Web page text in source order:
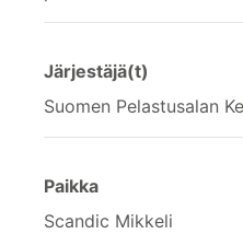
Järjestäjä(t)
Suomen Pelastusalan
Paikka
Scandic Mikkeli